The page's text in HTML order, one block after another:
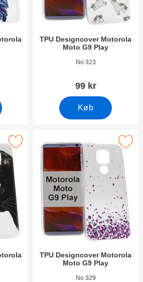
TPU Designcover Motorola
Moto G9 Play
Varenr 37787No 323
99 kr
Køb
Moto G9 Play som favorit
TPU Designcover Motorola
Moto G9 Play
Varenr 37784No 329
Marker tPU Designcover Motorola